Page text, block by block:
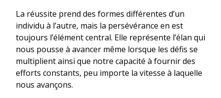
La réussite prend des formes différentes d’un
individu à l’autre, mais la persévérance en est
toujours l’élément central. Elle représente l’élan qui
nous pousse à avancer même lorsque les défis se
multiplient ainsi que notre capacité à fournir des
efforts constants, peu importe la vitesse à laquelle
nous avançons.